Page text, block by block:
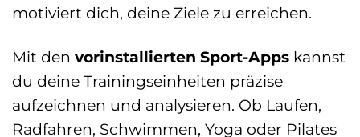
motiviert dich, deine Ziele zu erreichen.
Mit den vorinstallierten Sport-Apps kannst
du deine Trainingseinheiten präzise
aufzeichnen und analysieren. Ob Laufen,
Radfahren, Schwimmen, Yoga oder Pilates